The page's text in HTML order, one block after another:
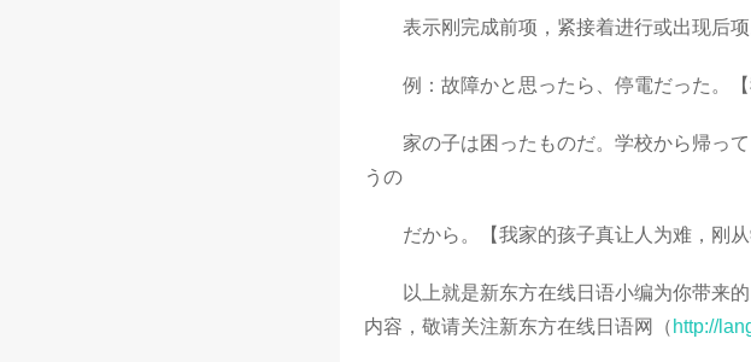
表示刚完成前项，紧接着进行或出现后项
例：故障かと思ったら、停電だった。【
家の子は困ったものだ。学校から帰って
うの
だから。【我家的孩子真让人为难，刚从
以上就是新东方在线日语小编为你带来的
内容，敬请关注新东方在线日语网（ http://